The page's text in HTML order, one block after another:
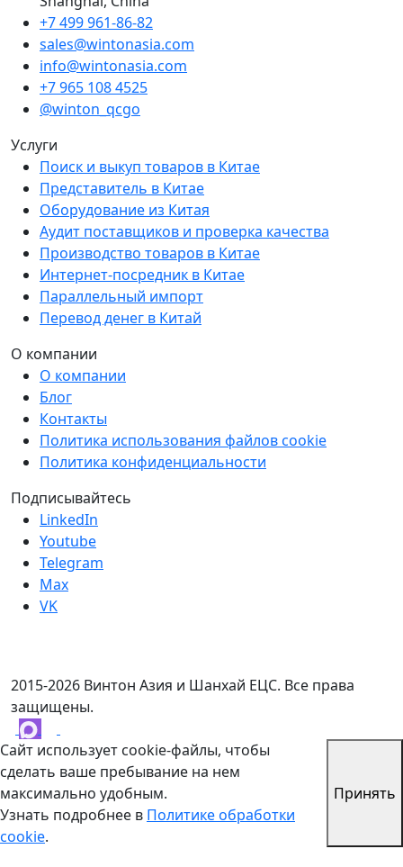
+7 499 961-86-82
sales@wintonasia.com
info@wintonasia.com
+7 965 108 4525
@winton_qcgo
Услуги
Поиск и выкуп товаров в Китае
Представитель в Китае
Оборудование из Китая
Аудит поставщиков и проверка качества
Производство товаров в Китае
Интернет-посредник в Китае
Параллельный импорт
Перевод денег в Китай
О компании
О компании
Блог
Контакты
Политика использования файлов cookie
Политика конфиденциальности
Подписывайтесь
LinkedIn
Youtube
Telegram
Max
VK
2015-2026 Винтон Азия и Шанхай ЕЦС. Все права
защищены.
Сайт использует cookie-файлы, чтобы
сделать ваше пребывание на нем
максимально удобным.
Узнать подробнее в Политике обработки
cookie.
Принять